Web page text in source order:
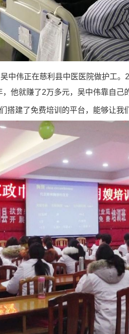
伟正在慈利县中医医院做护工。
他就赚了2万多元，吴中伟靠自己
建了免费培训的平台，能够让我